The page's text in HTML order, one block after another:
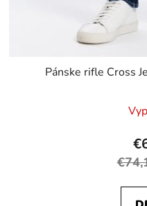
Pánske rifle Cross